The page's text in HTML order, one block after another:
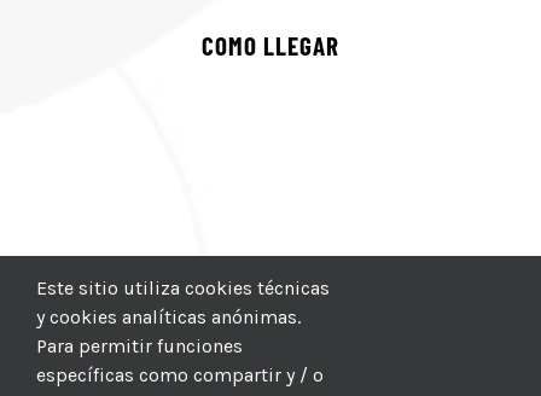
COMO LLEGAR
Este sitio utiliza cookies técnicas
y cookies analíticas anónimas.
Para permitir funciones
específicas como compartir y / o